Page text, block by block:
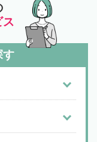
す